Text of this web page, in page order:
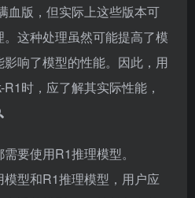
血版，但实际上这些版本可
这种处理虽然可能提高了模
响了模型的性能。因此，用
时，应了解其实际性能，
要使用R1推理模型。
型和R1推理模型，用户应